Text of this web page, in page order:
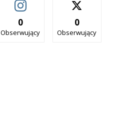
0
Obserwujący
0
Obserwujący